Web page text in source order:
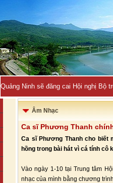
Quảng Ninh sẽ đăng cai Hội nghị Bộ
Âm Nhạc
Ca sĩ Phương Thanh
Ca sĩ Phương Thanh cho biết
hồng trong bài hát vì cá tính cô
Vào ngày 1-10 tại Trung tâm
nhạc của mình bằng chương